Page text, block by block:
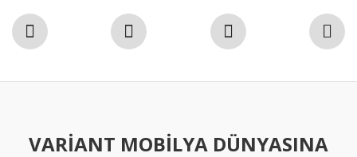
VARIANT MOBILYA DÜNYASINA